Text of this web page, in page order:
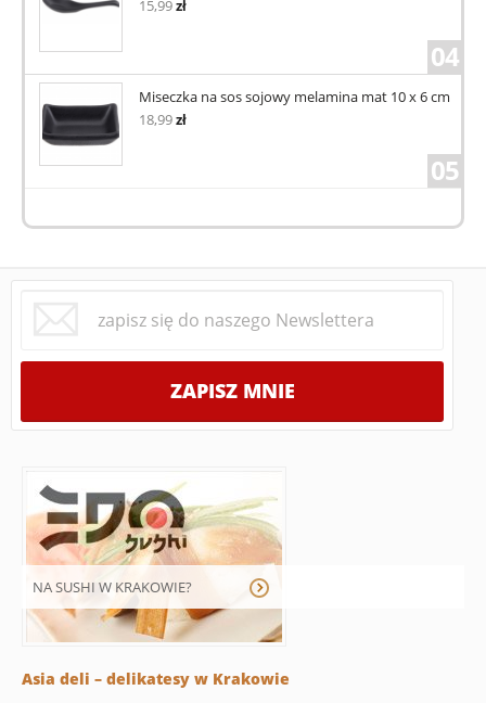
15,99zł
04
Miseczka na sos sojowy melamina mat 10 x 6 cm
18,99zł
05
NA SUSHI W KRAKOWIE?
Asia deli – delikatesy w Krakowie